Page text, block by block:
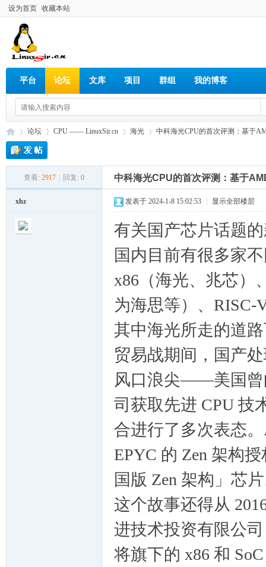
设为首页 收藏本站
平台 论坛 文库 项目 群组 我的博客
论坛
›
CPU —— LinuxSir.cn
›
海光
›
中科海光CPU的首次评测：基于
查看: 2917 回复: 0 中科海光CPU的首次评测：基于
xhz 发表于 2024-1-8 15:02:53 显示全部楼层
有关国产芯片话题
国内目前有很多家
x86（海光、兆芯）
为海思等）、RISC-
其中海光所走的道
贸易战期间，国产
风口浪尖——美国曾
司获取先进 CPU 技
合进行了多次表态
EPYC 的 Zen 架构
国版 Zen 架构」芯
这个故事还得从
进技术投资有限公
将旗下的 x86 和